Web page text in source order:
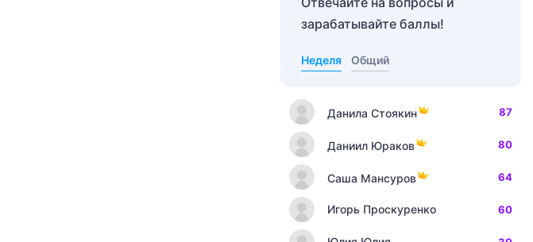
зарабатывайте баллы!
Неделя Общий
Данила Стоякин 87
Даниил Юраков 80
Саша Мансуров 64
Игорь Проскуренко 60